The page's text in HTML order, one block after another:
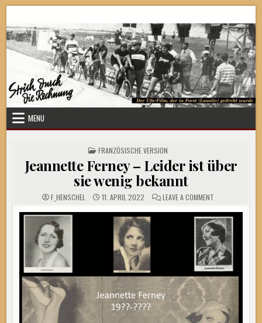
content
Strich durch die Rechnung
MENU
POSTED
IN
FRANZÖSISCHE VERSION
Jeannette Ferney – Leider ist über
sie wenig bekannt
F_HENSCHEL 11. APRIL 2022 LEAVE A COMMENT
FERNEY
–
LEIDER
IST
ÜBER
SIE
WENIG
BEKANNT